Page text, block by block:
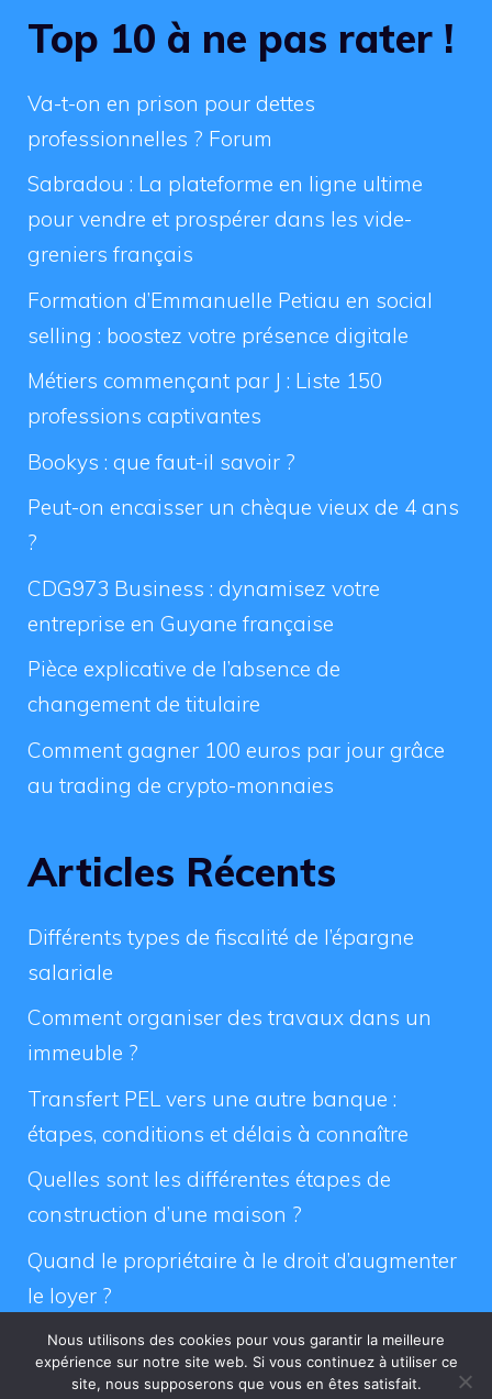
Top 10 à ne pas rater !
Va-t-on en prison pour dettes
professionnelles ? Forum
Sabradou : La plateforme en ligne ultime
pour vendre et prospérer dans les vide-
greniers français
Formation d’Emmanuelle Petiau en social
selling : boostez votre présence digitale
Métiers commençant par J : Liste 150
professions captivantes
Bookys : que faut-il savoir ?
Peut-on encaisser un chèque vieux de 4 ans
?
CDG973 Business : dynamisez votre
entreprise en Guyane française
Pièce explicative de l’absence de
changement de titulaire
Comment gagner 100 euros par jour grâce
au trading de crypto-monnaies
Articles Récents
Différents types de fiscalité de l’épargne
salariale
Comment organiser des travaux dans un
immeuble ?
Transfert PEL vers une autre banque :
étapes, conditions et délais à connaître
Quelles sont les différentes étapes de
construction d’une maison ?
Quand le propriétaire à le droit d’augmenter
le loyer ?
Nous utilisons des cookies pour vous garantir la meilleure
expérience sur notre site web. Si vous continuez à utiliser ce
site, nous supposerons que vous en êtes satisfait.